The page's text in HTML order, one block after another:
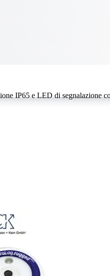
IP65 e LED di segnalazione